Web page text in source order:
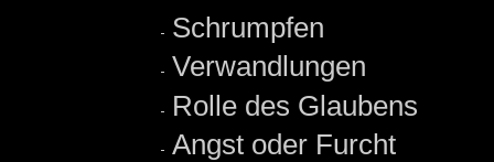
Schrumpfen
Verwandlungen
Rolle des Glaubens
Angst oder Furcht